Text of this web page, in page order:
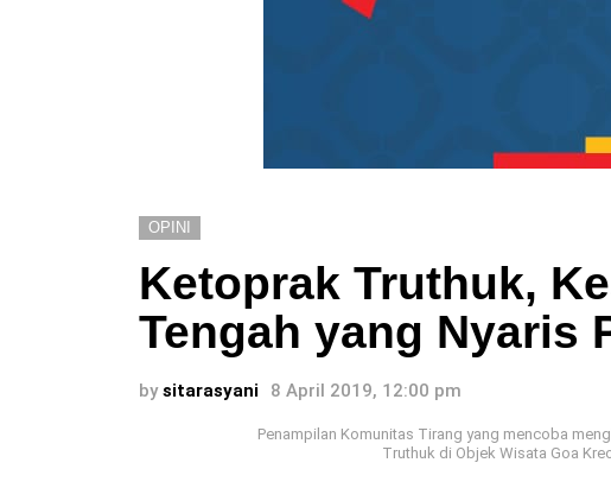
OPINI
Ketoprak Truthuk,
Tengah yang Nyaris
by sitarasyani 8 April 2019, 12:00 pm
Penampilan Komunitas Tirang yang mencoba
Truthuk di Objek Wisata Goa